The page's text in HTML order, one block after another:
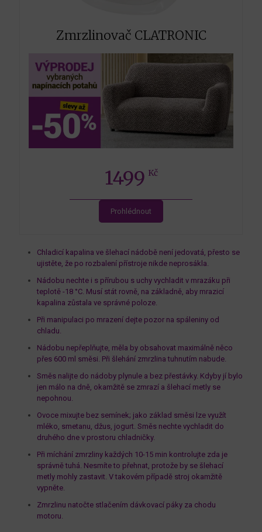
Zmrzlinovač CLATRONIC
1499 Kč
Prohlédnout
Chladicí kapalina ve šlehací nádobě není jedovatá, přesto se
ujistěte, že po rozbalení přístroje nikde neprosákla.
Nádobu nechte i s přírubou s uchy vychladit v mrazáku při
teplotě -18 °C. Musí stát rovně, na základně, aby mrazicí
kapalina zůstala ve správné poloze.
Při manipulaci po mrazení dejte pozor na spáleniny od
chladu.
Nádobu nepřeplňujte, měla by obsahovat maximálně něco
přes 600 ml směsi. Při šlehání zmrzlina tuhnutím nabude.
Směs nalijte do nádoby plynule a bez přestávky. Kdyby jí bylo
jen málo na dně, okamžitě se zmrazí a šlehací metly se
nepohnou.
Ovoce mixujte bez semínek; jako základ směsi lze využít
mléko, smetanu, džus, jogurt. Směs nechte vychladit do
druhého dne v prostoru chladničky.
Při míchání zmrzliny každých 10-15 min kontrolujte zda je
správně tuhá. Nesmíte to přehnat, protože by se šlehací
metly mohly zastavit. V takovém případě stroj okamžitě
vypněte.
Zmrzlinu natočte stlačením dávkovací páky za chodu
motoru.